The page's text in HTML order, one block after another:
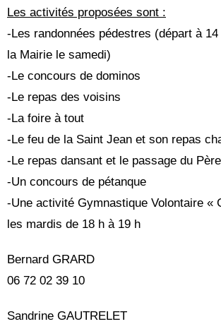
Les activités proposées sont :
-Les randonnées pédestres (départ à
la Mairie le samedi)
-Le concours de dominos
-Le repas des voisins
-La foire à tout
-Le feu de la Saint Jean et son repas
-Le repas dansant et le passage du
-Un concours de pétanque
-Une activité Gymnastique Volontaire «
les mardis de 18 h à 19 h
Bernard GRARD
06 72 02 39 10
Sandrine GAUTRELET